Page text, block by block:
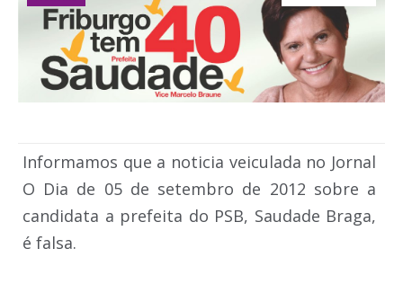
Informamos que a noticia veiculada no Jornal
O Dia de 05 de setembro de 2012 sobre a
candidata a prefeita do PSB, Saudade Braga,
é falsa.